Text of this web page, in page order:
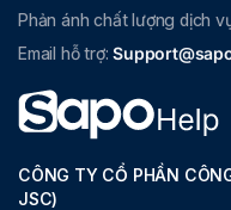
Phản ánh chất lượng dịch
Email hỗ trợ:
CÔNG TY CỔ PHẦN
JSC)